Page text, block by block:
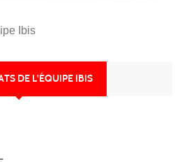
Ibis
DE L'ÉQUIPE IBIS